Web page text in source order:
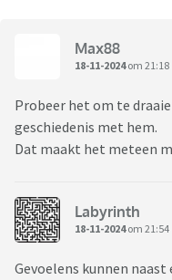
Max88
18-11-2024om 21:18
Probeer het om te
geschiedenis met hem.
Dat maakt het meteen
Labyrinth
18-11-2024om 21:54
Gevoelens kunnen